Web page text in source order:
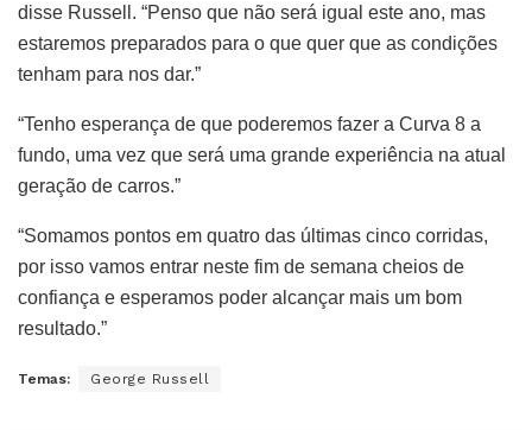
disse Russell. “Penso que não será igual este ano, mas
estaremos preparados para o que quer que as condições
tenham para nos dar.”
“Tenho esperança de que poderemos fazer a Curva 8 a
fundo, uma vez que será uma grande experiência na atual
geração de carros.”
“Somamos pontos em quatro das últimas cinco corridas,
por isso vamos entrar neste fim de semana cheios de
confiança e esperamos poder alcançar mais um bom
resultado.”
Temas: George Russell